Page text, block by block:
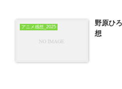
アニメ感想_2025
野原ひ
想